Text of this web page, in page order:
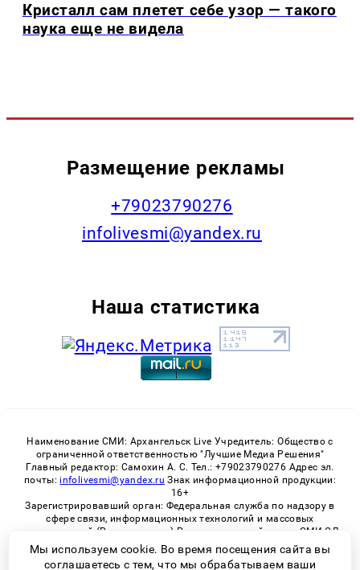
Кристалл сам плетет себе узор — такого
наука еще не видела
Размещение рекламы
+79023790276
infolivesmi@yandex.ru
Наша статистика
Наименование СМИ: Архангельск Live Учредитель: Общество с
ограниченной ответственностью "Лучшие Медиа Решения"
Главный редактор: Самохин А. С. Тел.: +79023790276 Адрес эл.
почты: infolivesmi@yandex.ru Знак информационной продукции:
16+
Зарегистрировавший орган: Федеральная служба по надзору в
сфере связи, информационных технологий и массовых
коммуникаций (Роскомнадзор) Регистрационный номер СМИ ЭЛ
№ ФС 77 - 82533 от 21.01.2022
Мы используем cookie. Во время посещения сайта вы
соглашаетесь с тем, что мы обрабатываем ваши